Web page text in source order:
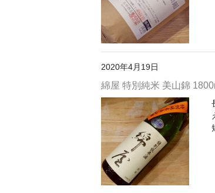
2020年4月19日
綿屋 特別純米 美山錦